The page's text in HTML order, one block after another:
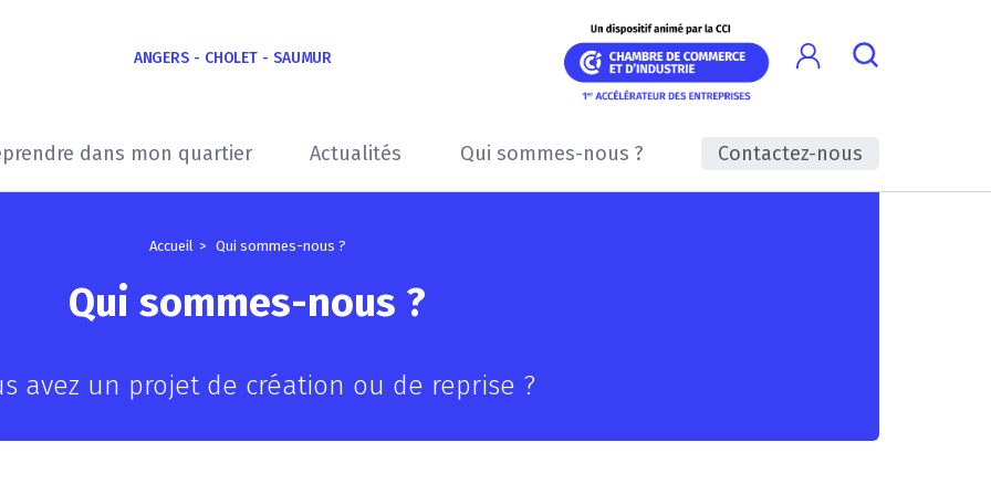
ANGERS - CHOLET - SAUMUR
dans mon quartier Actualités Qui sommes-nous ? Contactez-nous
Accueil Qui sommes-nous ?
Qui sommes-nous ?
avez un projet de création ou de reprise ?